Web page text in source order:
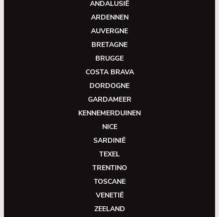
ANDALUSIË
ARDENNEN
AUVERGNE
BRETAGNE
BRUGGE
COSTA BRAVA
DORDOGNE
GARDAMEER
KENNEMERDUINEN
NICE
SARDINIË
TEXEL
TRENTINO
TOSCANE
VENETIË
ZEELAND